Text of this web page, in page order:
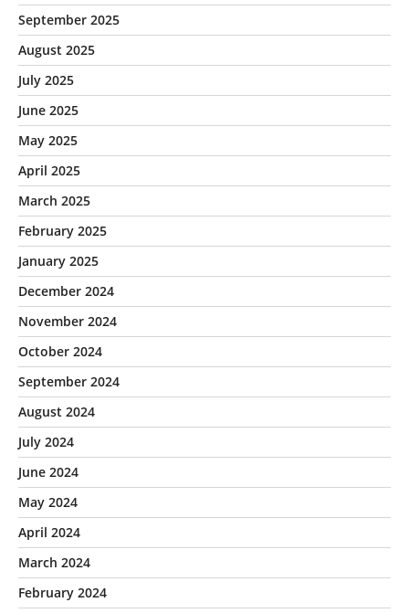
September 2025
August 2025
July 2025
June 2025
May 2025
April 2025
March 2025
February 2025
January 2025
December 2024
November 2024
October 2024
September 2024
August 2024
July 2024
June 2024
May 2024
April 2024
March 2024
February 2024